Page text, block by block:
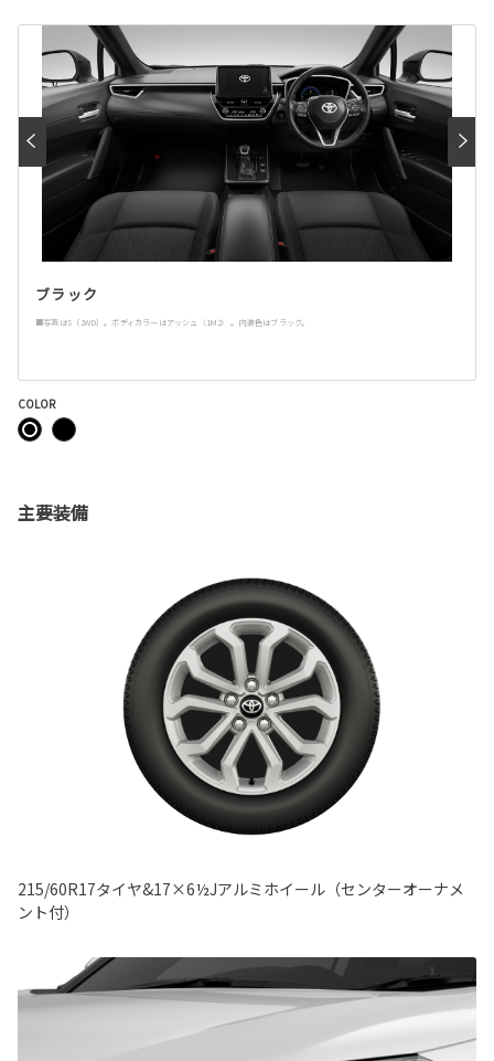
ブラック
■写真はS（2WD）。ボディカラーはアッシュ〈1M2〉 。内装色はブラック。
COLOR
主要装備
215/60R17タイヤ&17×6½Jアルミホイール（センターオーナメ
ント付）